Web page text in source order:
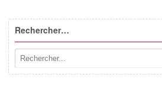
Rechercher…